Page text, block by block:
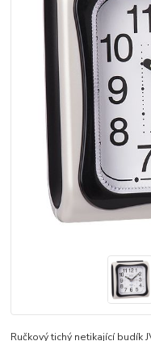
Ručkový tichý netikající budík